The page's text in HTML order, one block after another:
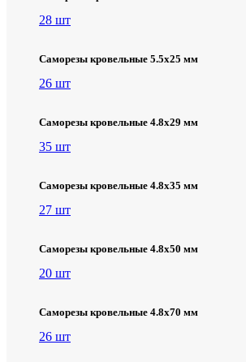
28 шт
Саморезы кровельные 5.5х25 мм
26 шт
Саморезы кровельные 4.8х29 мм
35 шт
Саморезы кровельные 4.8х35 мм
27 шт
Саморезы кровельные 4.8х50 мм
20 шт
Саморезы кровельные 4.8х70 мм
26 шт